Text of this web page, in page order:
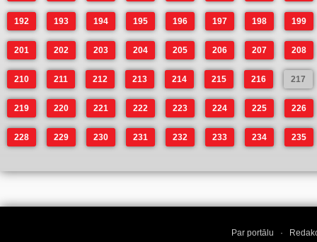
192 193 194 195 196 197 198 199
201 202 203 204 205 206 207 208
210 211 212 213 214 215 216 217
219 220 221 222 223 224 225 226
228 229 230 231 232 233 234 235
Par portālu ·